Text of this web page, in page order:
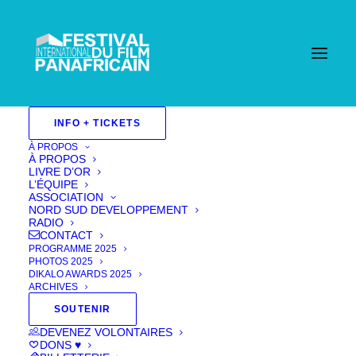
INFO + TICKETS
À PROPOS
À PROPOS
LIVRE D’OR
L’ÉQUIPE
ASSOCIATION
NORD SUD DEVELOPPEMENT
RADIO
CONTACT
PROGRAMME 2025
PHOTOS 2025
DIKALO AWARDS 2025
ARCHIVES
SOUTENIR
DEVENEZ VOLONTAIRES
DONS ♥
Maasai Remix